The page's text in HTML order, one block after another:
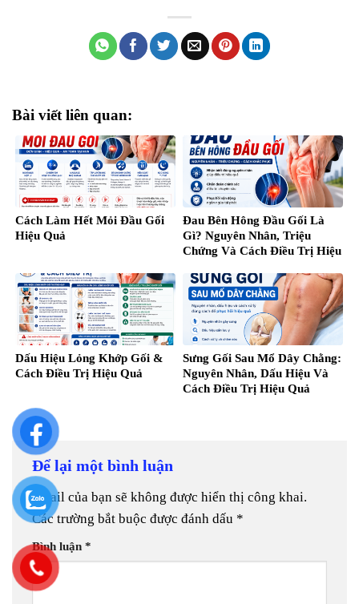
Bài viết liên quan:
Cách Làm Hết Mỏi Đầu Gối
Hiệu Quả
Đau Bên Hông Đầu Gối Là
Gì? Nguyên Nhân, Triệu
Chứng Và Cách Điều Trị Hiệu
Dấu Hiệu Lỏng Khớp Gối &
Cách Điều Trị Hiệu Quả
Sưng Gối Sau Mổ Dây Chằng:
Nguyên Nhân, Dấu Hiệu Và
Cách Điều Trị Hiệu Quả
Để lại một bình luận
Email của bạn sẽ không được hiển thị công khai.
Các trường bắt buộc được đánh dấu *
Bình luận *